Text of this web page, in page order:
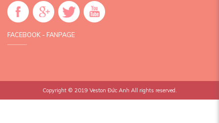
FACEBOOK - FANPAGE
Copyright © 2019 Veston Đức Anh All rights reserved.